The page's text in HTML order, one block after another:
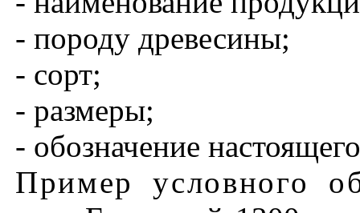
- породу древесины;
- сорт;
- размеры;
- обозначение
Пример условного